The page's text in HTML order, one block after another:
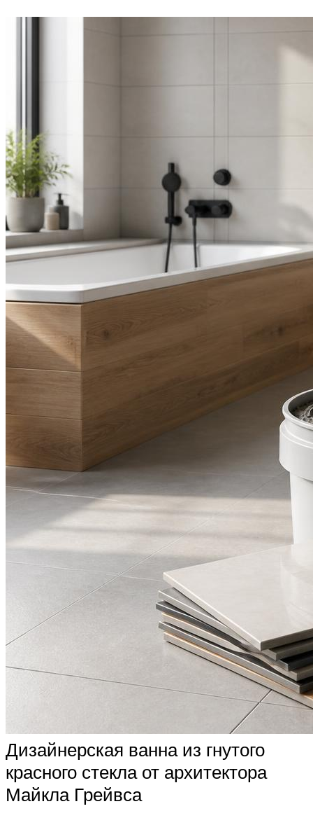
Дизайнерская ванна из гнутого
красного стекла от архитектора
Майкла Грейвса